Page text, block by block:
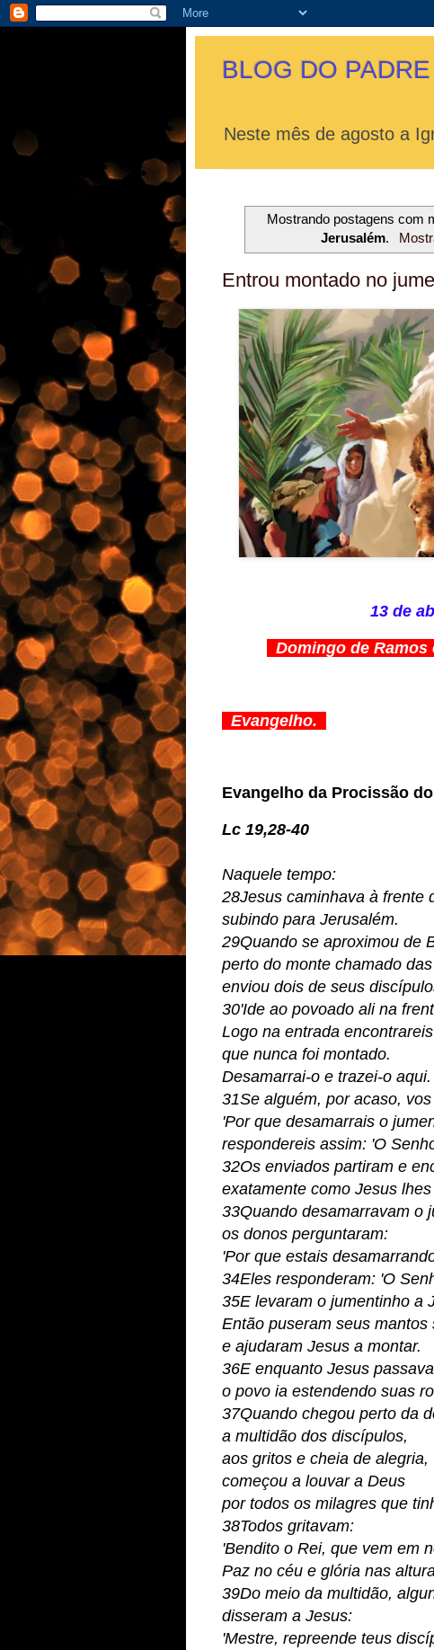
BLOG DO
Neste mês de agosto a
Mostrando postagens com
Jerusalém.
Entrou montado no
13 de
Domingo de Ramos
Evangelho.
Evangelho da Procissão
Lc 19,28-40
Naquele tempo:
28Jesus caminhava à frente
subindo para Jerusalém.
29Quando se aproximou de
perto do monte chamado
enviou dois de seus
30'Ide ao povoado ali na
Logo na entrada
que nunca foi montado.
Desamarrai-o e trazei-o aqui.
31Se alguém, por acaso,
'Por que desamarrais o
respondereis assim: 'O
32Os enviados partiram e
exatamente como Jesus
33Quando desamarravam o
os donos perguntaram:
'Por que estais
34Eles responderam: 'O
35E levaram o jumentinho a
Então puseram seus mantos
e ajudaram Jesus a montar.
36E enquanto Jesus
o povo ia estendendo suas
37Quando chegou perto da
a multidão dos discípulos,
aos gritos e cheia de alegria,
começou a louvar a Deus
por todos os milagres que
38Todos gritavam:
'Bendito o Rei, que vem em
Paz no céu e glória nas
39Do meio da multidão,
disseram a Jesus:
'Mestre, repreende teus